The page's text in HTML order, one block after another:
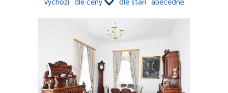
Skříně, komody
Ostatní nábytek
HODINY, HODINKY